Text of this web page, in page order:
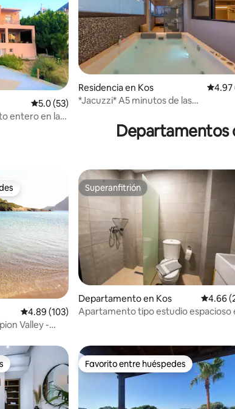
Calificación promedio: 5.0 de 5; 53 evaluaciones
5.0 (53)
entero en la
Residencia en Kos
4.97
*Jacuzzi* A5 minutos de las
Departamentos
entre huéspedes
Calificación promedio: 4.89 de 5; 103 evaluaciones
4.89 (103)
Valley -
Superanfitrión
Superanfitrión
Departamento en Kos
4.66
Apartamento tipo estudio espacioso
Favorito entre huéspedes
Favorito entre huéspedes